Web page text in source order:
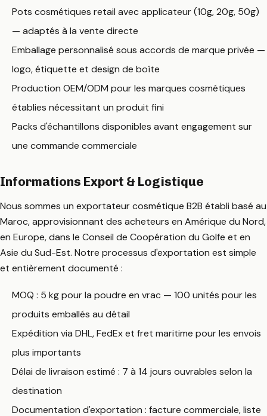
Pots cosmétiques retail avec applicateur (10g, 20g, 50g)
— adaptés à la vente directe
Emballage personnalisé sous accords de marque privée —
logo, étiquette et design de boîte
Production OEM/ODM pour les marques cosmétiques
établies nécessitant un produit fini
Packs d'échantillons disponibles avant engagement sur
une commande commerciale
Informations Export & Logistique
Nous sommes un exportateur cosmétique B2B établi basé au
Maroc, approvisionnant des acheteurs en Amérique du Nord,
en Europe, dans le Conseil de Coopération du Golfe et en
Asie du Sud-Est. Notre processus d'exportation est simple
et entièrement documenté :
MOQ : 5 kg pour la poudre en vrac — 100 unités pour les
produits emballés au détail
Expédition via DHL, FedEx et fret maritime pour les envois
plus importants
Délai de livraison estimé : 7 à 14 jours ouvrables selon la
destination
Documentation d'exportation : facture commerciale, liste